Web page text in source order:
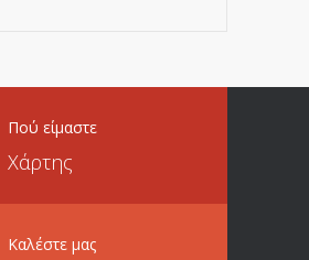
Πού είμαστε
Χάρτης
Καλέστε μας